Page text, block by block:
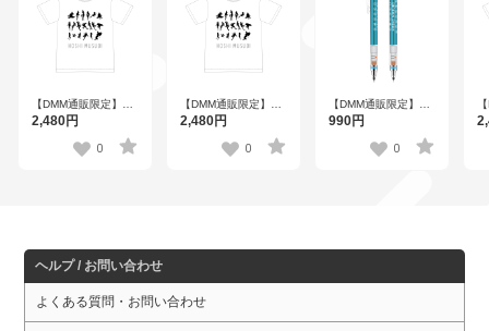
【DMM通販限定】ほ
しむすび Tシャツ S
2,480円
0
【DMM通販限定】ほ
しむすび Tシャツ Lサ
2,480円
0
【DMM通販限定】ほ
しむすび クルトガ シ
990円
0
ヘルプ / お問い合わせ
よくある質問・お問い合わせ